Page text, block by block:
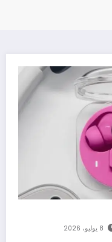
8 يوليو، 2026